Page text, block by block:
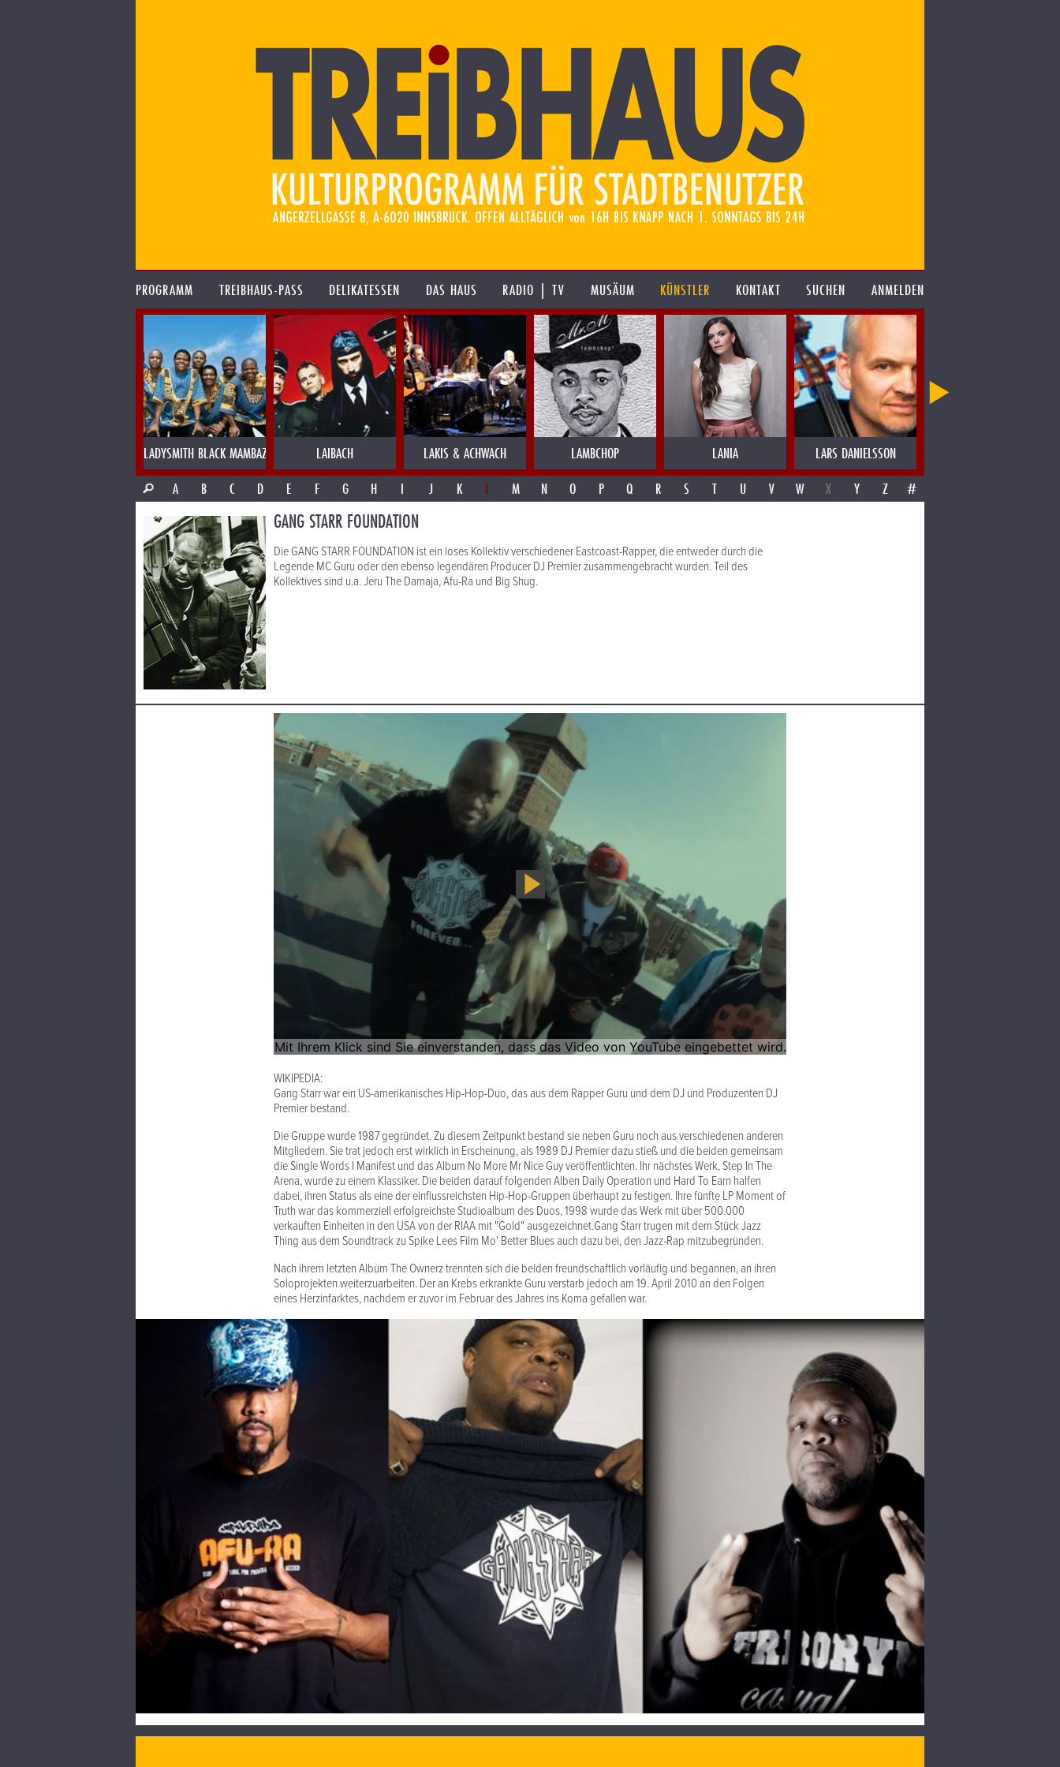
PROGRAMM TREIBHAUS-PASS DELIKATESSEN DAS HAUS RADIO | TV MUSÄUM KÜNSTLER KONTAKT SUCHEN ANMELDEN
LADYSMITH BLACK MAMBAZO LAIBACH LAKIS & ACHWACH LAMBCHOP LANIA LARS DANIELSSON
A
B C D E F G H I J K L M N O P Q R S T U V W X Y Z #
GANG STARR FOUNDATION
Die GANG STARR FOUNDATION ist ein loses Kollektiv verschiedener Eastcoast-Rapper, die entweder durch die
Legende MC Guru oder den ebenso legendären Producer DJ Premier zusammengebracht wurden. Teil des
Kollektives sind u.a. Jeru The Damaja, Afu-Ra und Big Shug.
WIKIPEDIA:
Gang Starr war ein US-amerikanisches Hip-Hop-Duo, das aus dem Rapper Guru und dem DJ und Produzenten DJ
Premier bestand.
Die Gruppe wurde 1987 gegründet. Zu diesem Zeitpunkt bestand sie neben Guru noch aus verschiedenen anderen
Mitgliedern. Sie trat jedoch erst wirklich in Erscheinung, als 1989 DJ Premier dazu stieß und die beiden gemeinsam
die Single Words I Manifest und das Album No More Mr Nice Guy veröffentlichten. Ihr nächstes Werk, Step In The
Arena, wurde zu einem Klassiker. Die beiden darauf folgenden Alben Daily Operation und Hard To Earn halfen
dabei, ihren Status als eine der einflussreichsten Hip-Hop-Gruppen überhaupt zu festigen. Ihre fünfte LP Moment of
Truth war das kommerziell erfolgreichste Studioalbum des Duos, 1998 wurde das Werk mit über 500.000
verkauften Einheiten in den USA von der RIAA mit "Gold" ausgezeichnet.Gang Starr trugen mit dem Stück Jazz
Thing aus dem Soundtrack zu Spike Lees Film Mo' Better Blues auch dazu bei, den Jazz-Rap mitzubegründen.
Nach ihrem letzten Album The Ownerz trennten sich die beiden freundschaftlich vorläufig und begannen, an ihren
Soloprojekten weiterzuarbeiten. Der an Krebs erkrankte Guru verstarb jedoch am 19. April 2010 an den Folgen
eines Herzinfarktes, nachdem er zuvor im Februar des Jahres ins Koma gefallen war.